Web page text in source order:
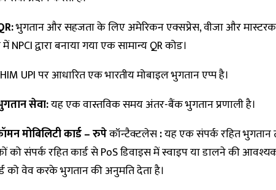
भुगतान और सहजता के लिए अमेरिकन एक्सप्रेस, वीजा और
NPCI द्वारा बनाया गया एक सामान्य QR कोड।
UPI पर आधारित एक भारतीय मोबाइल भुगतान एप्प है।
सेवा:यह एक वास्तविक समय अंतर-बैंक भुगतान प्रणाली है।
मोबिलिटी कार्ड – रुपेकॉन्टैक्टलेस:यह एक संपर्क रहित भुगतान
को संपर्क रहित कार्ड से PoS डिवाइस में स्वाइप या डालने की
को वेव करके भुगतान की अनुमति देता है।